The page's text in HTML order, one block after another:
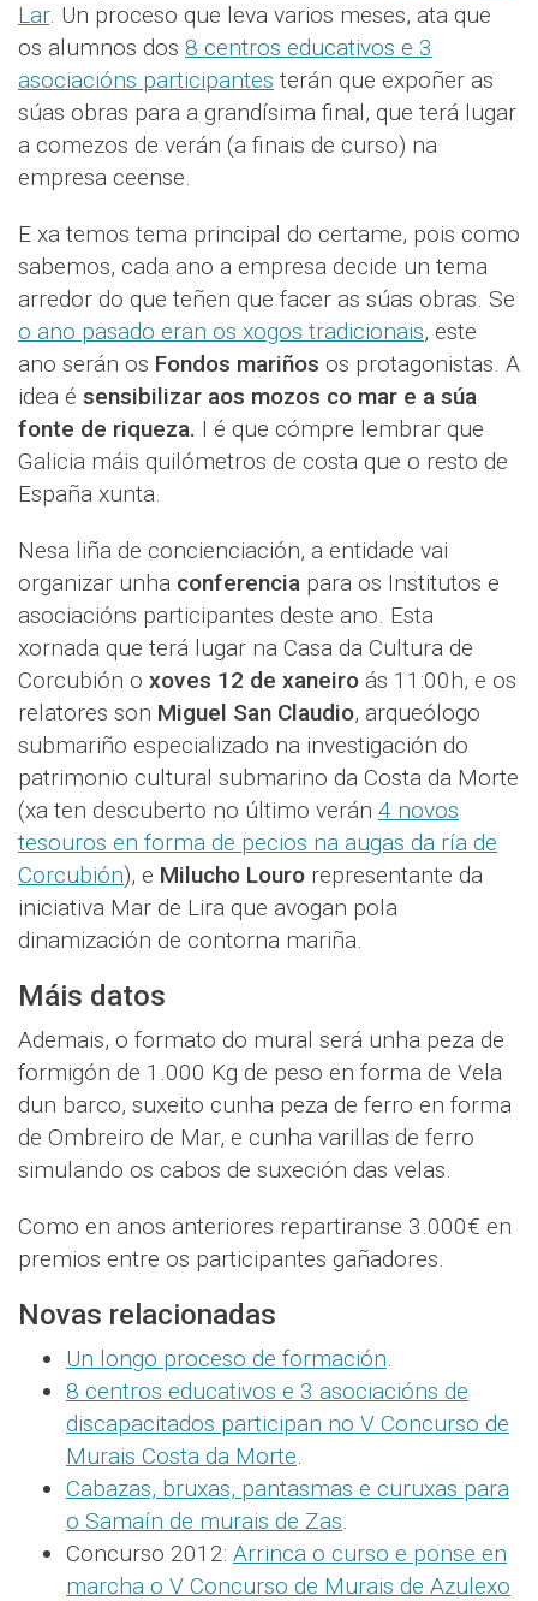
Lar. Un proceso que leva varios meses, ata que
os alumnos dos 8 centros educativos e 3
asociacións participantes terán que expoñer as
súas obras para a grandísima final, que terá lugar
a comezos de verán (a finais de curso) na
empresa ceense.
E xa temos tema principal do certame, pois como
sabemos, cada ano a empresa decide un tema
arredor do que teñen que facer as súas obras. Se
o ano pasado eran os xogos tradicionais, este
ano serán os Fondos mariños os protagonistas. A
idea é sensibilizar aos mozos co mar e a súa
fonte de riqueza. I é que cómpre lembrar que
Galicia máis quilómetros de costa que o resto de
España xunta.
Nesa liña de concienciación, a entidade vai
organizar unha conferencia para os Institutos e
asociacións participantes deste ano. Esta
xornada que terá lugar na Casa da Cultura de
Corcubión o xoves 12 de xaneiro ás 11:00h, e os
relatores son Miguel San Claudio, arqueólogo
submariño especializado na investigación do
patrimonio cultural submarino da Costa da Morte
(xa ten descuberto no último verán 4 novos
tesouros en forma de pecios na augas da ría de
Corcubión), e Milucho Louro representante da
iniciativa Mar de Lira que avogan pola
dinamización de contorna mariña.
Máis datos
Ademais, o formato do mural será unha peza de
formigón de 1.000 Kg de peso en forma de Vela
dun barco, suxeito cunha peza de ferro en forma
de Ombreiro de Mar, e cunha varillas de ferro
simulando os cabos de suxeción das velas.
Como en anos anteriores repartiranse 3.000€ en
premios entre os participantes gañadores.
Novas relacionadas
Un longo proceso de formación.
8 centros educativos e 3 asociacións de
discapacitados participan no V Concurso de
Murais Costa da Morte.
Cabazas, bruxas, pantasmas e curuxas para
o Samaín de murais de Zas.
Concurso 2012: Arrinca o curso e ponse en
marcha o V Concurso de Murais de Azulexo